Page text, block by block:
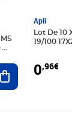
Ajouter au
Apli
Lot De 10
19/100
0,96€